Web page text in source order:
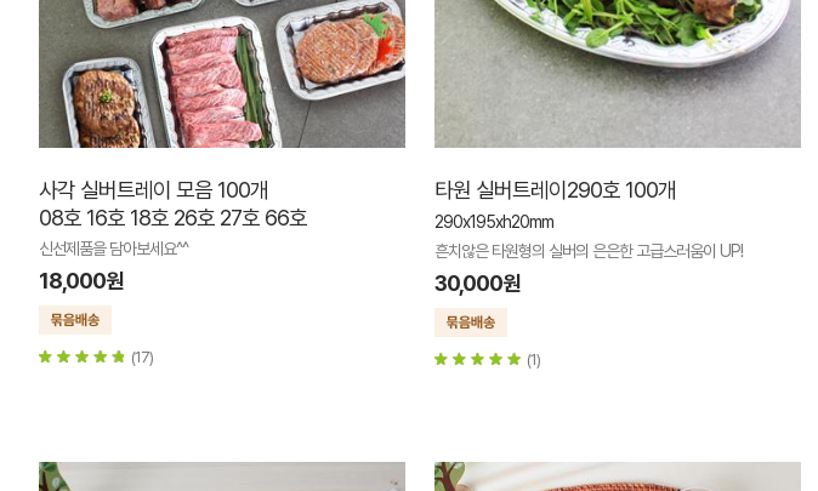
사각 실버트레이 모음 100개
08호 16호 18호 26호 27호 66호
신선제품을 담아보세요^^
18,000원
(17)
타원 실버트레이290호 100개
290x195xh20mm
흔치않은 타원형의 실버의 은은한 고급스러움이 UP!
30,000원
(1)